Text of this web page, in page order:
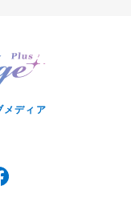
メディア